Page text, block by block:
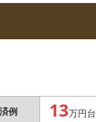
例 13万円台